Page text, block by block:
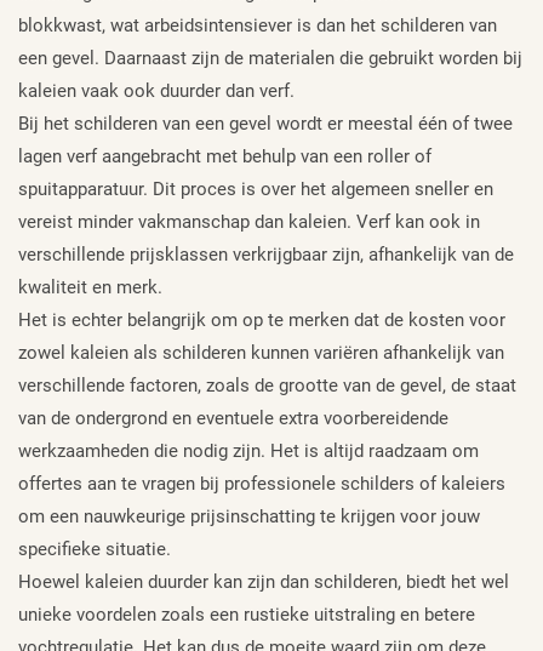
blokkwast, wat arbeidsintensiever is dan het schilderen van
een gevel. Daarnaast zijn de materialen die gebruikt worden bij
kaleien vaak ook duurder dan verf.
Bij het schilderen van een gevel wordt er meestal één of twee
lagen verf aangebracht met behulp van een roller of
spuitapparatuur. Dit proces is over het algemeen sneller en
vereist minder vakmanschap dan kaleien. Verf kan ook in
verschillende prijsklassen verkrijgbaar zijn, afhankelijk van de
kwaliteit en merk.
Het is echter belangrijk om op te merken dat de kosten voor
zowel kaleien als schilderen kunnen variëren afhankelijk van
verschillende factoren, zoals de grootte van de gevel, de staat
van de ondergrond en eventuele extra voorbereidende
werkzaamheden die nodig zijn. Het is altijd raadzaam om
offertes aan te vragen bij professionele schilders of kaleiers
om een nauwkeurige prijsinschatting te krijgen voor jouw
specifieke situatie.
Hoewel kaleien duurder kan zijn dan schilderen, biedt het wel
unieke voordelen zoals een rustieke uitstraling en betere